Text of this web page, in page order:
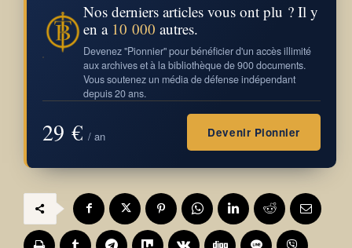
Nos derniers articles vous ont plu ? Il y
en a 10 000 autres.
Devenez "Pionnier" pour bénéficier d'un accès illimité
aux archives et à la bibliothèque de 900 documents.
Vous soutenez un média de défense indépendant
depuis 20 ans.
29 € / an Devenir Pionnier